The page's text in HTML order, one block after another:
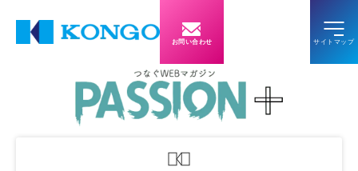
お問い合わせ